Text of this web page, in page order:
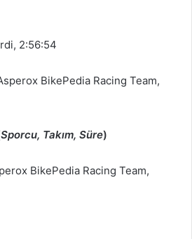
2:56:54
BikePedia Racing Team,
Sporcu, Takım, Süre)
BikePedia Racing Team,